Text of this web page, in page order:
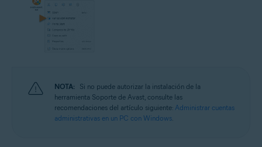
NOTA:
Si no puede autorizar la instalación de la
herramienta Soporte de Avast, consulte las
recomendaciones del artículo siguiente: Administrar cuentas
administrativas en un PC con Windows.